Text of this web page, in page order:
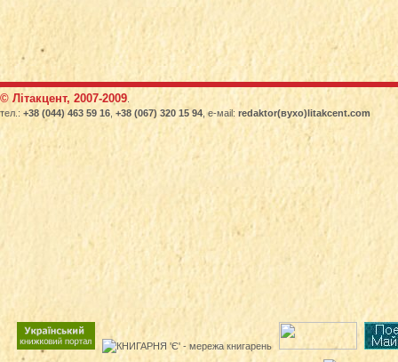
© Літакцент, 2007-2009
тел.: +38 (044) 463 59 16 +38 (067) 320 15 94 , е-маіl: redaktor(вухо)litakcent.com